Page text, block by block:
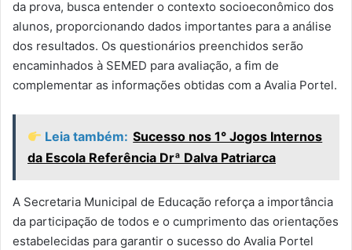
da prova, busca entender o contexto socioeconômico dos
alunos, proporcionando dados importantes para a análise
dos resultados. Os questionários preenchidos serão
encaminhados à SEMED para avaliação, a fim de
complementar as informações obtidas com a Avalia Portel.
Leia também: Sucesso nos 1° Jogos Internos
da Escola Referência Drª Dalva Patriarca
A Secretaria Municipal de Educação reforça a importância
da participação de todos e o cumprimento das orientações
estabelecidas para garantir o sucesso do Avalia Portel